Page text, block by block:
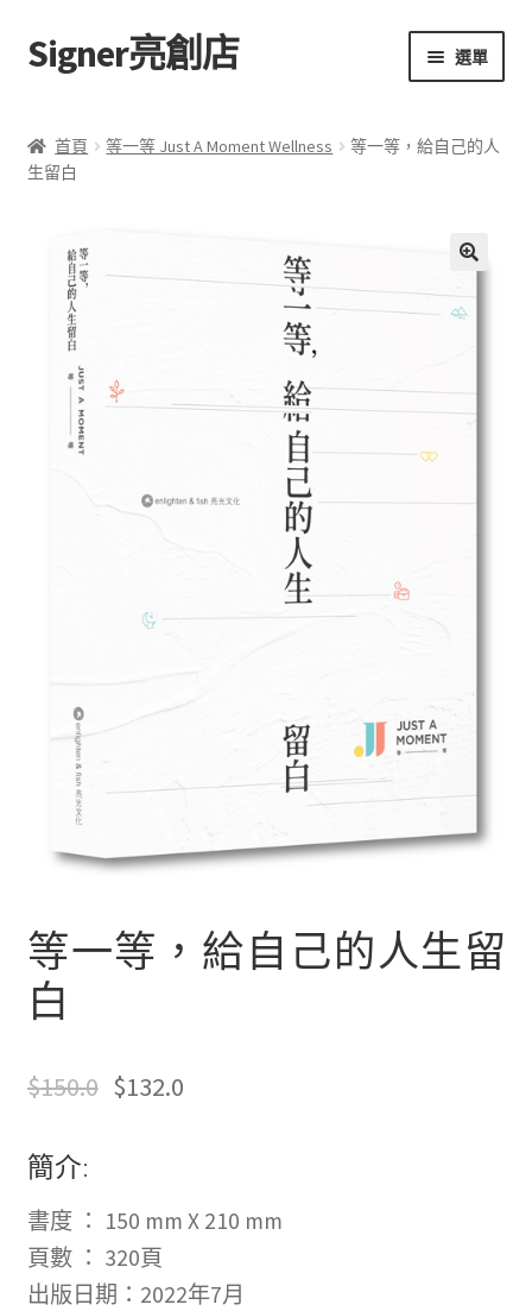
跳
至
覽
列
跳
至
要
內
Signer亮創店 選單
購物車
學校選書（中學）
「此時此地 看見亮光」2025特展
網上書店
聯絡我們+郵費
首頁 等一等 Just A Moment Wellness
等一等，給自己的人
生留白
等一等，給自己的人生留
白
$150.0 $132.0
簡介:
書度 ： 150 mm X 210 mm
頁數 ： 320頁
出版日期：2022年7月